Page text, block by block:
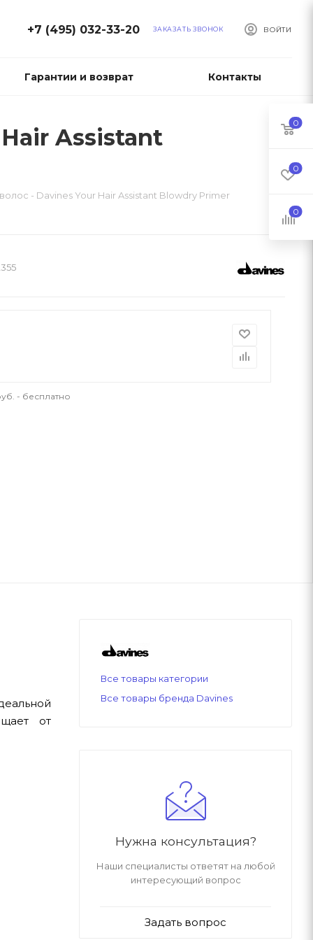
ВОЙТИ
+7 (495) 032-33-20 ЗАКАЗАТЬ ЗВОНОК
Гарантии и возврат Контакты
Assistant
- Davines Your Hair Assistant Blowdry Primer
- бесплатно
от
Все товары категории
Все товары бренда Davines
Нужна консультация?
Наши специалисты ответят на любой
интересующий вопрос
Задать вопрос
0
0
0